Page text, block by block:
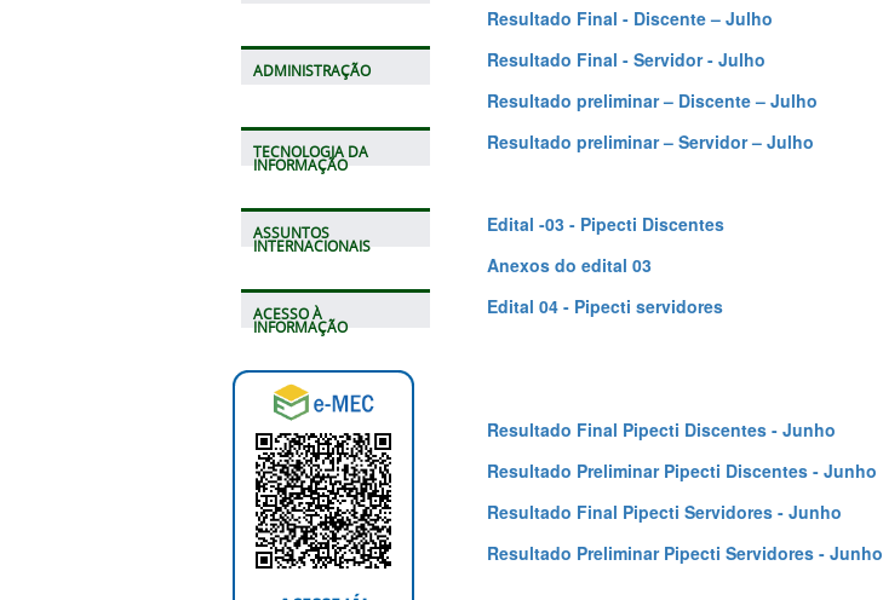
ADMINISTRAÇÃO
TECNOLOGIA DA
INFORMAÇÃO
ASSUNTOS
INTERNACIONAIS
ACESSO À
INFORMAÇÃO
Resultado Final - Discente – Julho
Resultado Final - Servidor - Julho
Resultado preliminar – Discente – Julho
Resultado preliminar – Servidor – Julho
Edital -03 - Pipecti Discentes
Anexos do edital 03
Edital 04 - Pipecti servidores
Resultado Final Pipecti Discentes - Junho
Resultado Preliminar Pipecti Discentes - Junho
Resultado Final Pipecti Servidores - Junho
Resultado Preliminar Pipecti Servidores - Junho